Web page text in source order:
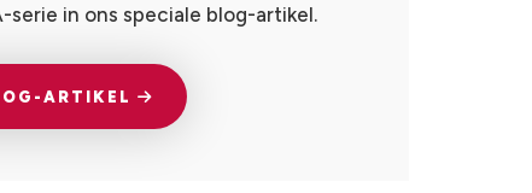
serie in ons speciale blog-artikel.
ARTIKEL